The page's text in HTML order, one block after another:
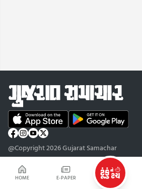
HOME E-PAPER
@Copyright 2026 Gujarat Samachar